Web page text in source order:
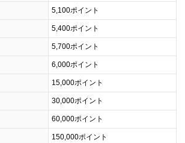
5,100ポイント
5,400ポイント
5,700ポイント
6,000ポイント
15,000ポイント
30,000ポイント
60,000ポイント
150,000ポイント